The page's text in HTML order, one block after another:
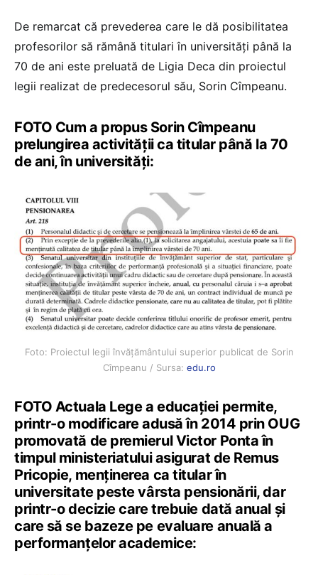
De remarcat că prevederea care le dă posibilitatea
profesorilor să rămână titulari în universități până la
70 de ani este preluată de Ligia Deca din proiectul
legii realizat de predecesorul său, Sorin Cîmpeanu.
FOTO Cum a propus Sorin Cîmpeanu
prelungirea activității ca titular până la 70
de ani, în universități:
Foto: Proiectul legii învățământului superior publicat de Sorin
Cîmpeanu / Sursa: edu.ro
FOTO Actuala Lege a educației permite,
printr-o modificare adusă în 2014 prin OUG
promovată de premierul Victor Ponta în
timpul ministeriatului asigurat de Remus
Pricopie, menținerea ca titular în
universitate peste vârsta pensionării, dar
printr-o decizie care trebuie dată anual și
care să se bazeze pe evaluare anuală a
performanțelor academice: